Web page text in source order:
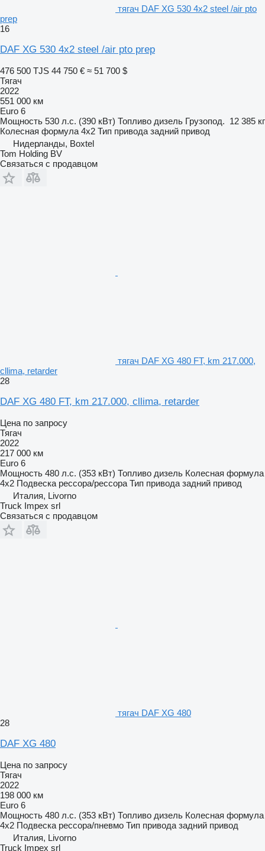
тягач DAF XG 530 4x2 steel /air pto
prep
16
DAF XG 530 4x2 steel /air pto prep
476 500 TJS 44 750 € ≈ 51 700 $
Тягач
2022
551 000 км
Euro 6
Мощность 530 л.с. (390 кВт) Топливо дизель Грузопод. 12 385 кг
Колесная формула 4x2 Тип привода задний привод
Нидерланды, Boxtel
Tom Holding BV
Связаться с продавцом
тягач DAF XG 480 FT, km 217.000,
cllima, retarder
28
DAF XG 480 FT, km 217.000, cllima, retarder
Цена по запросу
Тягач
2022
217 000 км
Euro 6
Мощность 480 л.с. (353 кВт) Топливо дизель Колесная формула
4x2 Подвеска рессора/рессора Тип привода задний привод
Италия, Livorno
Truck Impex srl
Связаться с продавцом
тягач DAF XG 480
28
DAF XG 480
Цена по запросу
Тягач
2022
198 000 км
Euro 6
Мощность 480 л.с. (353 кВт) Топливо дизель Колесная формула
4x2 Подвеска рессора/пневмо Тип привода задний привод
Италия, Livorno
Truck Impex srl